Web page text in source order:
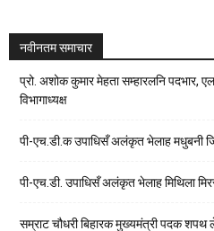
नवीनतम समाचार
प्रो. अशोक कुमार मेहता सम्हारलनि पदभार,
विभागाध्यक्ष
पी-एच.डी.क उपाधिसँ अलंकृत भेलाह मधुबनी
पी-एच.डी. उपाधिसँ अलंकृत भेलाह मिथिला
सम्राट चौधरी बिहारक मुख्यमंत्री पदक शपथ